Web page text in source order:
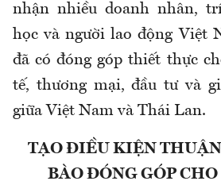
nhận nhiều doanh nhân,
học và người lao động Việt
đã có đóng góp thiết thực
tế, thương mại, đầu tư và
giữa Việt Nam và Thái Lan.
TẠO ĐIỀU KIỆN
BÀO ĐÓNG GÓP